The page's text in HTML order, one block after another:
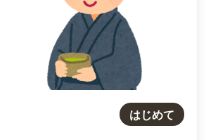
はじめて